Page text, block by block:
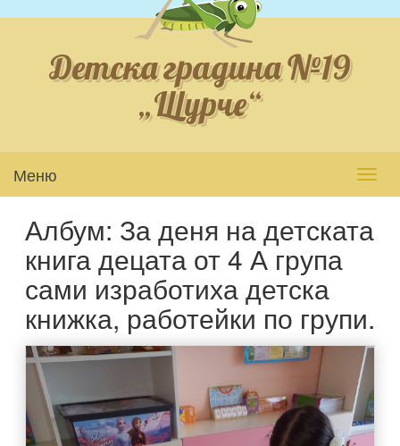
Детска градина №19
„Щурче“
Меню
Албум: За деня на детската
книга децата от 4 А група
сами изработиха детска
книжка, работейки по групи.